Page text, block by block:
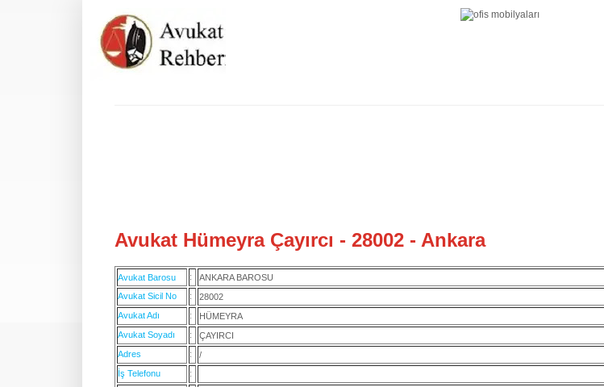
Avukat Hümeyra Çayırcı - 28002 - Ankara
Avukat Barosu :
ANKARA BAROSU
Avukat Sicil No
:
28002
Avukat Adı
:
HÜMEYRA
Avukat Soyadı
:
ÇAYIRCI
Adres
:
/
İş Telefonu
: